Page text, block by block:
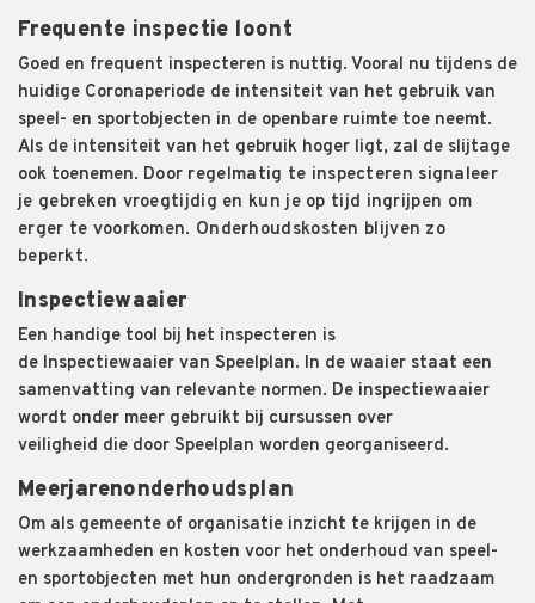
Frequente inspectie loont
Goed en frequent inspecteren is nuttig. Vooral nu tijdens de
huidige Coronaperiode de intensiteit van het gebruik van
speel- en sportobjecten in de openbare ruimte toe neemt.
Als de intensiteit van het gebruik hoger ligt, zal de slijtage
ook toenemen. Door regelmatig te inspecteren signaleer
je gebreken vroegtijdig en kun je op tijd ingrijpen om
erger te voorkomen. Onderhoudskosten blijven zo
beperkt.
Inspectiewaaier
Een handige tool bij het inspecteren is
de Inspectiewaaier van Speelplan. In de waaier staat een
samenvatting van relevante normen. De inspectiewaaier
wordt onder meer gebruikt bij cursussen over
veiligheid die door Speelplan worden georganiseerd.
Meerjarenonderhoudsplan
Om als gemeente of organisatie inzicht te krijgen in de
werkzaamheden en kosten voor het onderhoud van speel-
en sportobjecten met hun ondergronden is het raadzaam